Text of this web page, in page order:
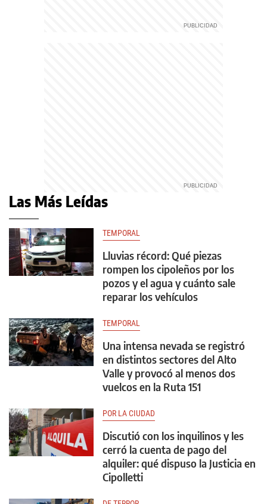
Las Más Leídas
TEMPORAL
Lluvias récord: Qué piezas
rompen los cipoleños por los
pozos y el agua y cuánto sale
reparar los vehículos
TEMPORAL
Una intensa nevada se registró
en distintos sectores del Alto
Valle y provocó al menos dos
vuelcos en la Ruta 151
POR LA CIUDAD
Discutió con los inquilinos y les
cerró la cuenta de pago del
alquiler: qué dispuso la Justicia en
Cipolletti